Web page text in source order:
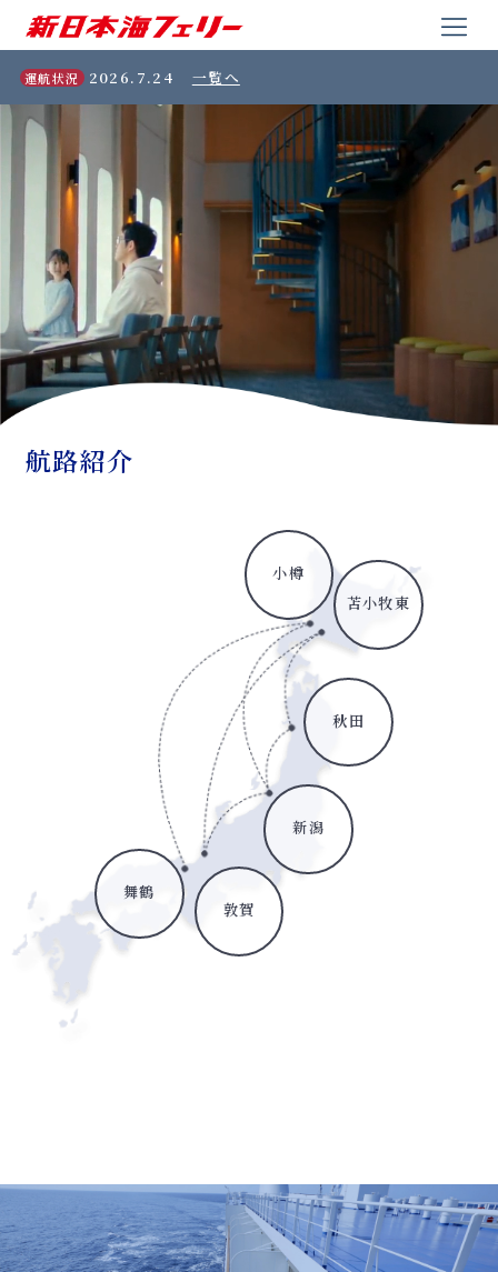
運航状況 2026.7.24 一覧へ
航路紹介
舞鶴
敦賀
新潟
秋田
小樽
苫小牧東